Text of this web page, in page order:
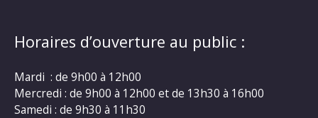
Horaires d’ouverture au public :
Mardi : de 9h00 à 12h00
Mercredi : de 9h00 à 12h00 et de 13h30 à 16h00
Samedi : de 9h30 à 11h30